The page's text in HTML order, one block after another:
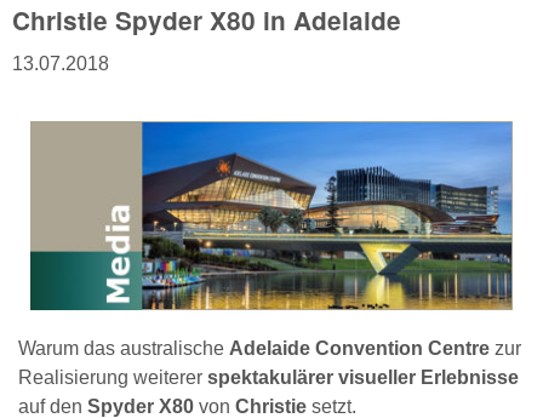
Christie Spyder X80 in Adelaide
13.07.2018
Warum das australische Adelaide Convention Centre zur
Realisierung weiterer spektakulärer visueller Erlebnisse
auf den Spyder X80 von Christie setzt.